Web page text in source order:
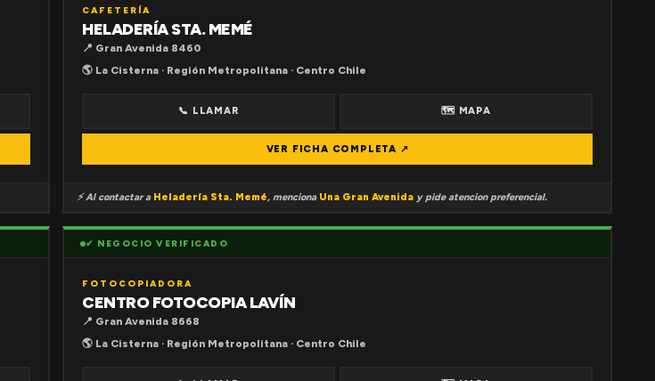
CAFETERÍA
HELADERÍA STA. MEMÉ
📍 Gran Avenida 8460
🌎 La Cisterna · Región Metropolitana · Centro Chile
📞 LLAMAR 🗺 MAPA
VER FICHA COMPLETA ↗
⚡ Al contactar a Heladería Sta. Memé, menciona Una Gran Avenida y pide atencion preferencial.
✔ NEGOCIO VERIFICADO
FOTOCOPIADORA
CENTRO FOTOCOPIA LAVÍN
📍 Gran Avenida 8668
🌎 La Cisterna · Región Metropolitana · Centro Chile